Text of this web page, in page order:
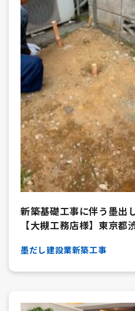
新築基礎工事に伴う墨出
【大槻工務店様】東京都
墨だし建設業新築工事